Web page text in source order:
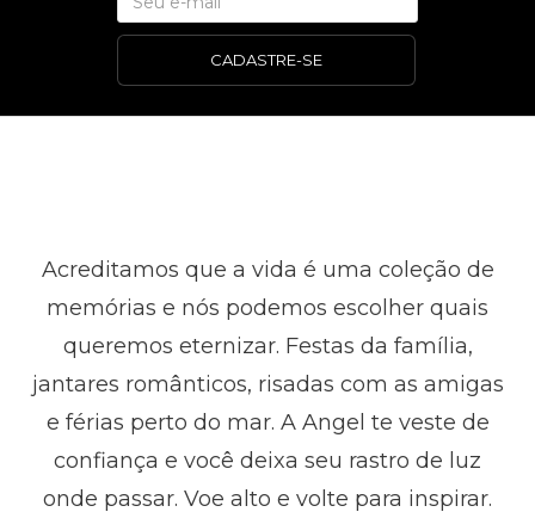
CADASTRE-SE
Acreditamos que a vida é uma coleção de
memórias e nós podemos escolher quais
queremos eternizar. Festas da família,
jantares românticos, risadas com as amigas
e férias perto do mar. A Angel te veste de
confiança e você deixa seu rastro de luz
onde passar. Voe alto e volte para inspirar.